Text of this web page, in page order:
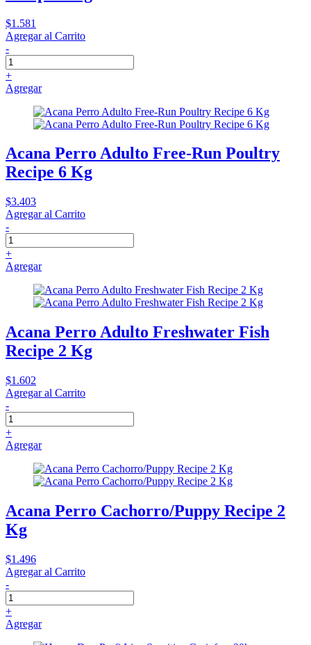
$1.581
Agregar al Carrito
-
+
Agregar
Acana Perro Adulto Free-Run Poultry
Recipe 6 Kg
$3.403
Agregar al Carrito
-
+
Agregar
Acana Perro Adulto Freshwater Fish
Recipe 2 Kg
$1.602
Agregar al Carrito
-
+
Agregar
Acana Perro Cachorro/Puppy Recipe 2
Kg
$1.496
Agregar al Carrito
-
+
Agregar